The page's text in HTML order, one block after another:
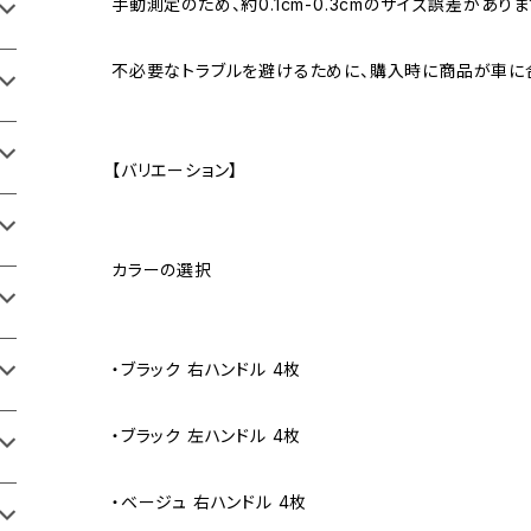
不必要なトラブルを避けるために、購入時に商品が車に
【バリエーション】
カラーの選択
・ブラック 右ハンドル 4枚
・ブラック 左ハンドル 4枚
・ベージュ 右ハンドル 4枚